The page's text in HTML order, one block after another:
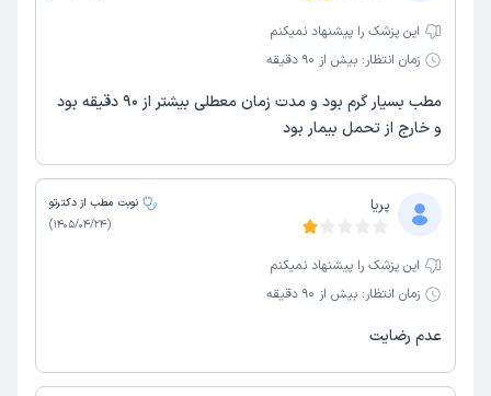
این پزشک را پیشنهاد نمیکنم
زمان انتظار: بیش از 90 دقیقه
مطب بسیار گرم بود و مدت زمان معطلی بیشتر از ۹۰ دقیقه بود
و خارج از تحمل بیمار بود
پریا
نوبت مطب از دکترتو
(
1405/04/24
)
این پزشک را پیشنهاد نمیکنم
زمان انتظار: بیش از 90 دقیقه
عدم رضایت